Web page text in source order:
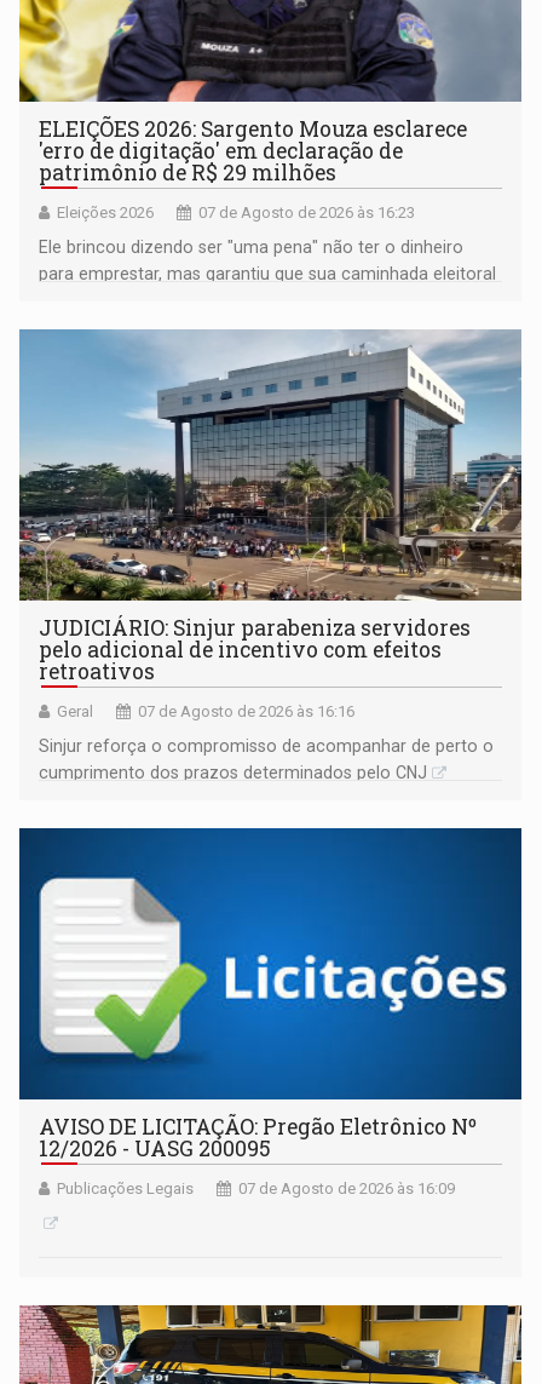
ELEIÇÕES 2026: Sargento Mouza esclarece
'erro de digitação' em declaração de
patrimônio de R$ 29 milhões
Eleições 2026 07 de Agosto de 2026 às 16:23
Ele brincou dizendo ser "uma pena" não ter o dinheiro
para emprestar, mas garantiu que sua caminhada eleitoral
JUDICIÁRIO: Sinjur parabeniza servidores
pelo adicional de incentivo com efeitos
retroativos
Geral 07 de Agosto de 2026 às 16:16
Sinjur reforça o compromisso de acompanhar de perto o
cumprimento dos prazos determinados pelo CNJ
AVISO DE LICITAÇÃO: Pregão Eletrônico Nº
12/2026 - UASG 200095
Publicações Legais 07 de Agosto de 2026 às 16:09